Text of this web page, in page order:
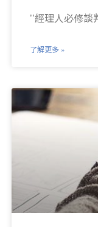
’’經理人必修
了解更多 »